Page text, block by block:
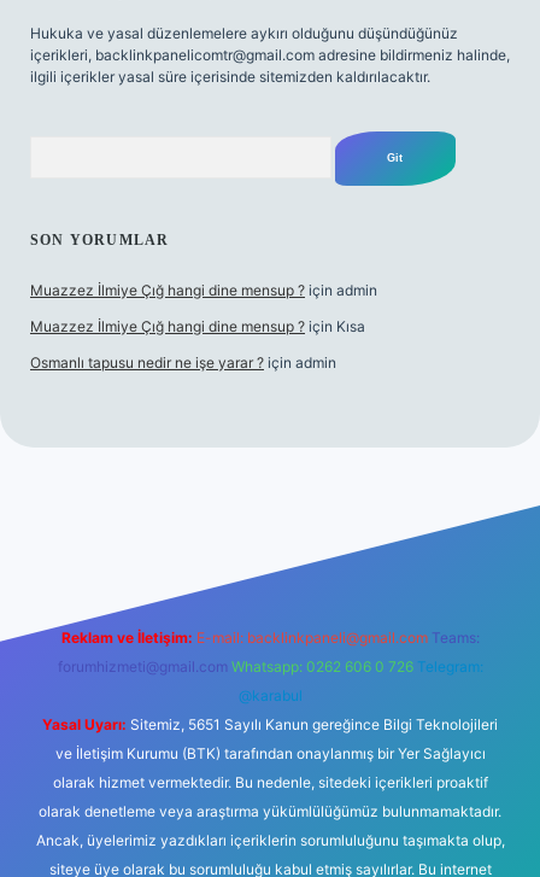
Hukuka ve yasal düzenlemelere aykırı olduğunu düşündüğünüz
içerikleri, backlinkpanelicomtr@gmail.com adresine bildirmeniz halinde,
ilgili içerikler yasal süre içerisinde sitemizden kaldırılacaktır.
SON YORUMLAR
Muazzez İlmiye Çığ hangi dine mensup ? için admin
Muazzez İlmiye Çığ hangi dine mensup ? için Kısa
Osmanlı tapusu nedir ne işe yarar ? için admin
m elexbet
Reklam ve İletişim: E-mail: backlinkpaneli@gmail.com Teams:
forumhizmeti@gmail.com Whatsapp: 0262 606 0 726 Telegram:
@karabul
Yasal Uyarı: Sitemiz, 5651 Sayılı Kanun gereğince Bilgi Teknolojileri
ve İletişim Kurumu (BTK) tarafından onaylanmış bir Yer Sağlayıcı
olarak hizmet vermektedir. Bu nedenle, sitedeki içerikleri proaktif
olarak denetleme veya araştırma yükümlülüğümüz bulunmamaktadır.
Ancak, üyelerimiz yazdıkları içeriklerin sorumluluğunu taşımakta olup,
siteye üye olarak bu sorumluluğu kabul etmiş sayılırlar. Bu internet